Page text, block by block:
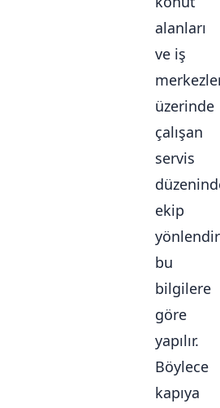
alanları
ve iş
üzerinde
çalışan
servis
ekip
bu
bilgilere
göre
yapılır.
Böylece
kapıya